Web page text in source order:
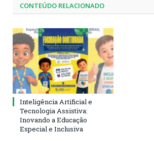
CONTEÚDO RELACIONADO
Inteligência Artificial e
Tecnologia Assistiva:
Inovando a Educação
Especial e Inclusiva